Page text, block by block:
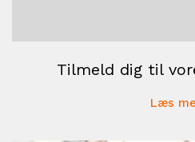
Tilmeld dig til
Læs